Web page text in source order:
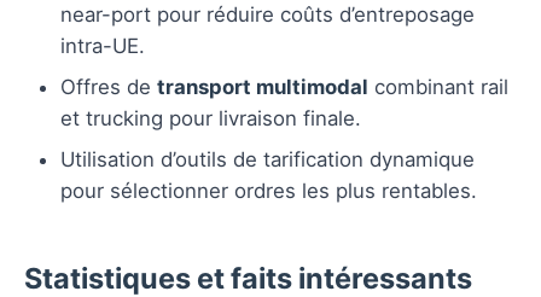
near-port pour réduire coûts d’entreposage
intra-UE.
Offres de transport multimodal combinant rail
et trucking pour livraison finale.
Utilisation d’outils de tarification dynamique
pour sélectionner ordres les plus rentables.
Statistiques et faits intéressants